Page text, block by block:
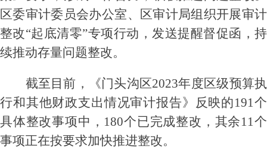
区委审计委员会办公室、
区审计局组织开展审计
整改“起底清零”专项行动 ，发送提醒督促函，持
续推动存量问题整改。
截至目前， 《门头沟区2023年度区级预算执
行和其他财政支出情况审计报告》 反映的191个
具体整改事项中，180个已完成整改，其余11个
事项正在按要求加快推进整改。